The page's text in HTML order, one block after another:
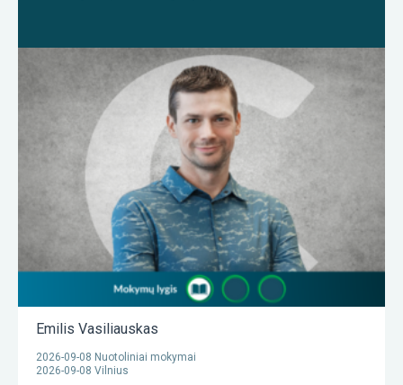
Emilis Vasiliauskas
2026-09-08 Nuotoliniai mokymai
2026-09-08 Vilnius